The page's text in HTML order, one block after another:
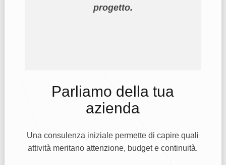
progetto.
Parliamo della tua
azienda
Una consulenza iniziale permette di capire quali
attività meritano attenzione, budget e continuità.